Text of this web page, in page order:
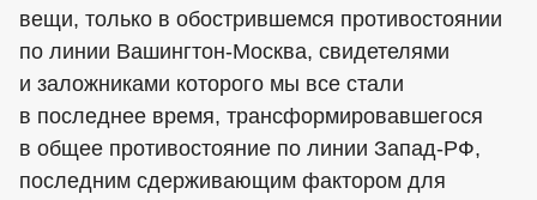
вещи, только в обострившемся противостоянии
по линии Вашингтон-Москва, свидетелями
и заложниками которого мы все стали
в последнее время, трансформировавшегося
в общее противостояние по линии Запад-РФ,
последним сдерживающим фактором для